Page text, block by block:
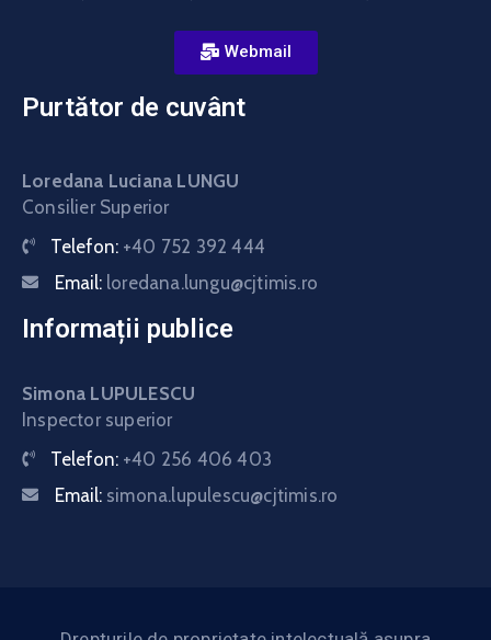
Webmail
Purtător de cuvânt
Loredana Luciana LUNGU
Consilier Superior
Telefon: +40 752 392 444
Email: loredana.lungu@cjtimis.ro
Informații publice
Simona LUPULESCU
Inspector superior
Telefon: +40 256 406 403
Email: simona.lupulescu@cjtimis.ro